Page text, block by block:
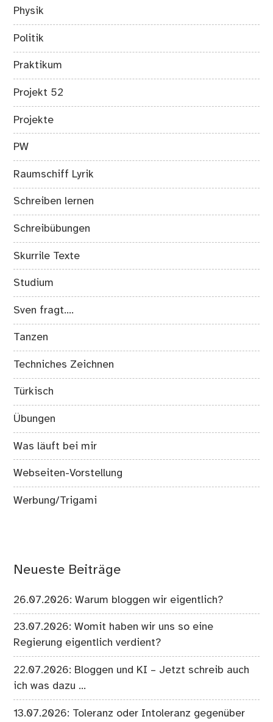
Physik
Politik
Praktikum
Projekt 52
Projekte
PW
Raumschiff Lyrik
Schreiben lernen
Schreibübungen
Skurrile Texte
Studium
Sven fragt….
Tanzen
Techniches Zeichnen
Türkisch
Übungen
Was läuft bei mir
Webseiten-Vorstellung
Werbung/Trigami
Neueste Beiträge
26.07.2026: Warum bloggen wir eigentlich?
23.07.2026: Womit haben wir uns so eine
Regierung eigentlich verdient?
22.07.2026: Bloggen und KI – Jetzt schreib auch
ich was dazu …
13.07.2026: Toleranz oder Intoleranz gegenüber